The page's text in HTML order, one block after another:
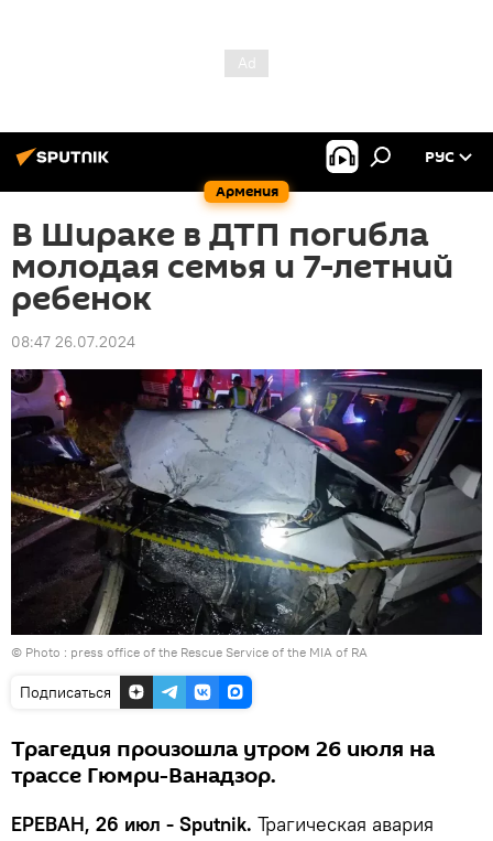
Армения
РУС
В Шираке в ДТП погибла
молодая семья и 7-летний
ребенок
08:47 26.07.2024
© Photo : press office of the Rescue Service of the MIA of RA
Подписаться
Трагедия произошла утром 26 июля на
трассе Гюмри-Ванадзор.
ЕРЕВАН, 26 июл - Sputnik. Трагическая авария